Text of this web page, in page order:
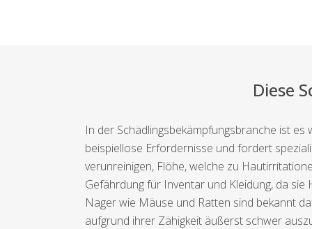
Diese
In der Schädlingsbekämpfungsbranche ist
beispiellose Erfordernisse und fordert
verunreinigen, Flöhe, welche zu
Gefährdung für Inventar und Kleidung, da sie
Nager wie Mäuse und Ratten sind bekannt
aufgrund ihrer Zähigkeit äußerst schwer